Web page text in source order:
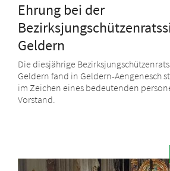
Ehrung bei der
Geldern
Die diesjährige
Geldern fand in Geldern-Aengenesch
im Zeichen eines bedeutenden
Vorstand.